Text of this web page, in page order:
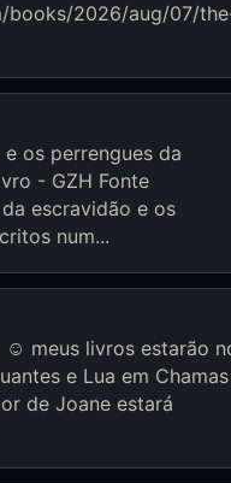
books/2026/aug/07/
os perrengues da
- GZH Fonte
escravidão e os
num...
☺️ meus livros estarão
e Lua em Chamas
de Joane estará